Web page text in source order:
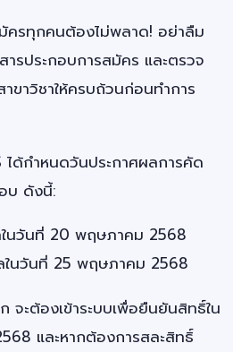
ครทุกคนต้องไม่พลาด! อย่าลืม
รประกอบการสมัคร และตรวจ
าวิชาให้ครบถ้วนก่อนทำการ
ด้กำหนดวันประกาศผลการคัด
บ ดังนี้:
ในวันที่ 20 พฤษภาคม 2568
ในวันที่ 25 พฤษภาคม 2568
จะต้องเข้าระบบเพื่อยืนยันสิทธิ์ใน
และหากต้องการสละสิทธิ์